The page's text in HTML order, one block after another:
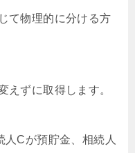
て物理的に分ける方
えずに取得します。
Cが預貯金、相続人